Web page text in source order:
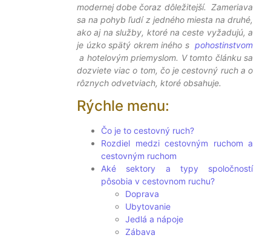
modernej dobe čoraz dôležitejší. Zameriava
sa na pohyb ľudí z jedného miesta na druhé,
ako aj na služby, ktoré na ceste vyžadujú, a
je úzko spätý okrem iného s pohostinstvom
a hotelovým priemyslom. V tomto článku sa
dozviete viac o tom, čo je cestovný ruch a o
rôznych odvetviach, ktoré obsahuje.
Rýchle menu:
Čo je to cestovný ruch?
Rozdiel medzi cestovným ruchom a
cestovným ruchom
Aké sektory a typy spoločností
pôsobia v cestovnom ruchu?
Doprava
Ubytovanie
Jedlá a nápoje
Zábava